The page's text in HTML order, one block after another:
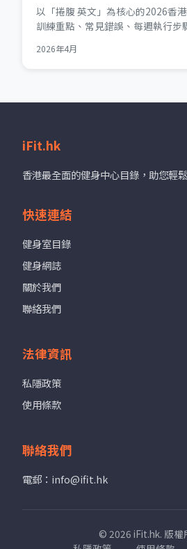
以「捲腹 英文」為核心的2026香
訓練重點、常見錯誤、每週執行步
2026年4月
iFit.hk
香港最全面的健身中心目錄，助您輕
快速連結
健身室目錄
健身網誌
關於我們
聯絡我們
法律資訊
私隱政策
使用條款
聯絡我們
電郵：info@ifit.hk
© 2026 iFit.hk. 版權